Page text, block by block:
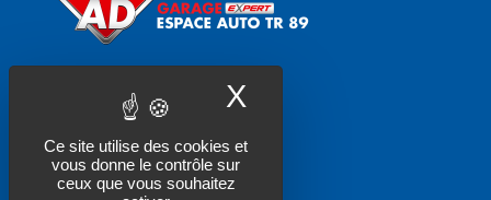
Ce site utilise des cookies et
vous donne le contrôle sur
ceux que vous souhaitez
X
Contactez-nous
Actualités
Politique de confidentialité